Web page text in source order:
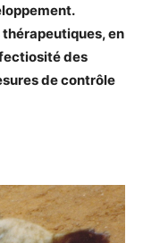
en
des
de contrôle